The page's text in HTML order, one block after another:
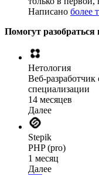
Написано более
Помогут разобраться
Нетология
Веб-
специализации
14 месяцев
Далее
Stepik
PHP (pro)
1 месяц
Далее